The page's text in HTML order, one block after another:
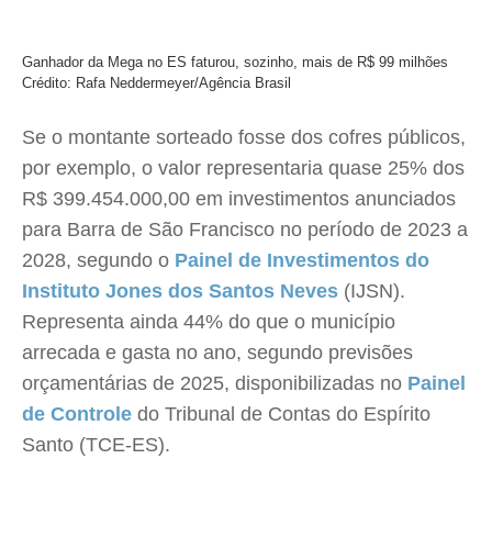
Ganhador da Mega no ES faturou, sozinho, mais de R$ 99 milhões
Crédito: Rafa Neddermeyer/Agência Brasil
Se o montante sorteado fosse dos cofres públicos,
por exemplo, o valor representaria quase 25% dos
R$ 399.454.000,00 em investimentos anunciados
para Barra de São Francisco no período de 2023 a
2028, segundo o Painel de Investimentos do
Instituto Jones dos Santos Neves (IJSN).
Representa ainda 44% do que o município
arrecada e gasta no ano, segundo previsões
orçamentárias de 2025, disponibilizadas no Painel
de Controle do Tribunal de Contas do Espírito
Santo (TCE-ES).